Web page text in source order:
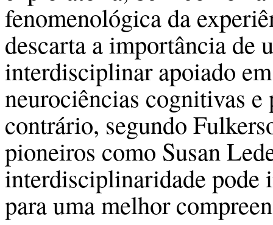
fenomenológica da
descarta a importância de
interdisciplinar apoiado
neurociências cognitivas
contrário, segundo
pioneiros como Susan
interdisciplinaridade pode
para uma melhor